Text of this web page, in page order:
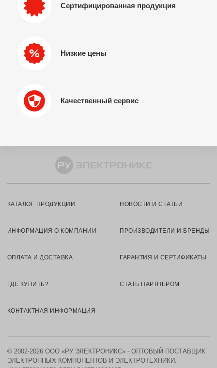
Сертифицированная продукция
Низкие цены
Качественный сервис
КАТАЛОГ ПРОДУКЦИИ НОВОСТИ И СТАТЬИ
ИНФОРМАЦИЯ О КОМПАНИИ ПРОИЗВОДИТЕЛИ И БРЕНДЫ
ОПЛАТА И ДОСТАВКА ГАРАНТИЯ И СЕРТИФИКАТЫ
ГДЕ КУПИТЬ? СТАТЬ ПАРТНЁРОМ
КОНТАКТНАЯ ИНФОРМАЦИЯ
© 2002-2026 ООО «РУ ЭЛЕКТРОНИКС» - ОПТОВЫЙ ПОСТАВЩИК
ЭЛЕКТРОННЫХ КОМПОНЕНТОВ И ЭЛЕКТРОТЕХНИКИ.